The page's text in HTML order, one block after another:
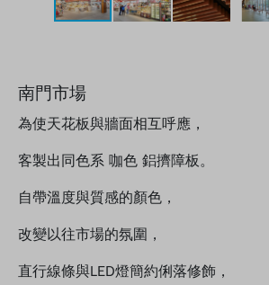
南門市場
為使天花板與牆面相互呼應，
客製出同色系 咖色 鋁擠障板。
自帶溫度與質感的顏色，
改變以往市場的氛圍，
直行線條與LED燈簡約俐落修飾，